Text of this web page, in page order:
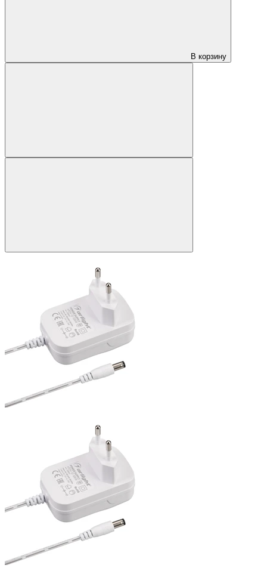
В корзину